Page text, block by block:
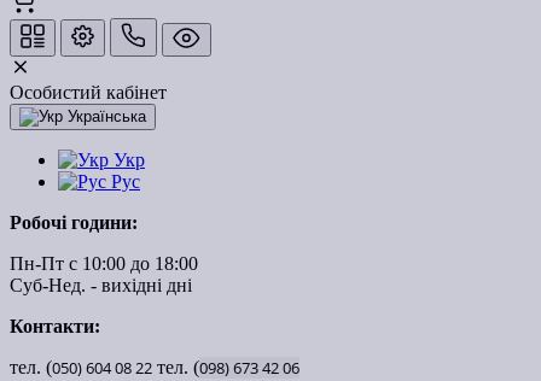
Особистий кабінет
Українська
Укр
Рус
Робочі години:
Пн-Пт с 10:00 до 18:00
Суб-Нед. - вихідні дні
Контакти:
тел. (050)6040822 тел. (098)6734206